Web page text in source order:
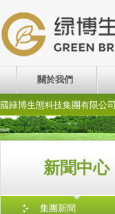
關於我們
綠博生態科技集團有限公司
新聞中心
集團新聞